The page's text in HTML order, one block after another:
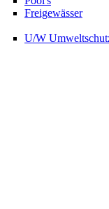
Freigewässer
U/W